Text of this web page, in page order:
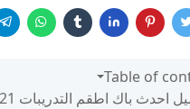
Table of
احدث باك اطقم التدريبات 2021 لبيس 2017